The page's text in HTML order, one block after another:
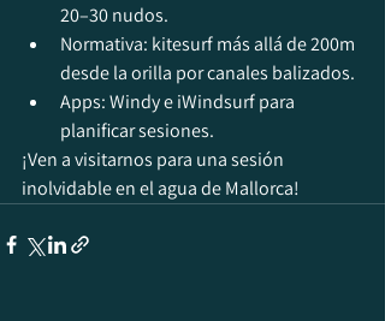
20–30 nudos.
Normativa: kitesurf más allá de 200m
desde la orilla por canales balizados.
Apps: Windy e iWindsurf para
planificar sesiones.
¡Ven a visitarnos para una sesión
inolvidable en el agua de Mallorca!